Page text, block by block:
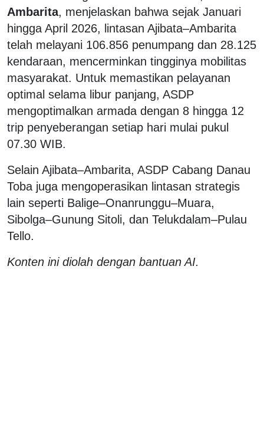
Ambarita, menjelaskan bahwa sejak Januari
hingga April 2026, lintasan Ajibata–Ambarita
telah melayani 106.856 penumpang dan 28.125
kendaraan, mencerminkan tingginya mobilitas
masyarakat. Untuk memastikan pelayanan
optimal selama libur panjang, ASDP
mengoptimalkan armada dengan 8 hingga 12
trip penyeberangan setiap hari mulai pukul
07.30 WIB.
Selain Ajibata–Ambarita, ASDP Cabang Danau
Toba juga mengoperasikan lintasan strategis
lain seperti Balige–Onanrunggu–Muara,
Sibolga–Gunung Sitoli, dan Telukdalam–Pulau
Tello.
Konten ini diolah dengan bantuan AI.